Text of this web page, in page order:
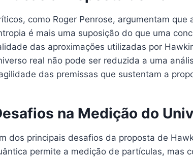
como Roger Penrose, argumentam
é mais uma suposição do que uma
das aproximações utilizadas por
real não pode ser reduzida a uma
das premissas que sustentam a
na Medição do
dos principais desafios da proposta de
permite a medição de partículas, mas